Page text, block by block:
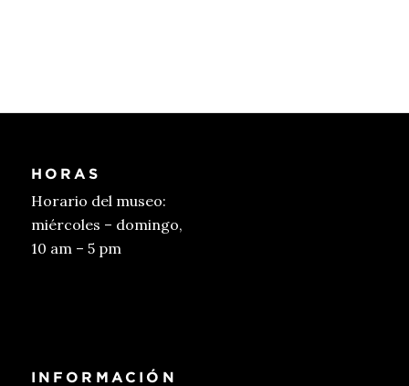
HORAS
Horario del museo:
miércoles – domingo,
10 am – 5 pm
INFORMACIÓN